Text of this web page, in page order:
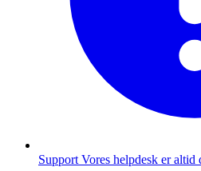
Support Vores helpdesk er altid